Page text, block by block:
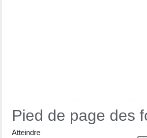
Pied de page des
Atteindre